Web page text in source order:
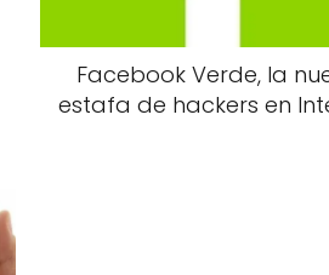
Facebook Verde, la
estafa de hackers en